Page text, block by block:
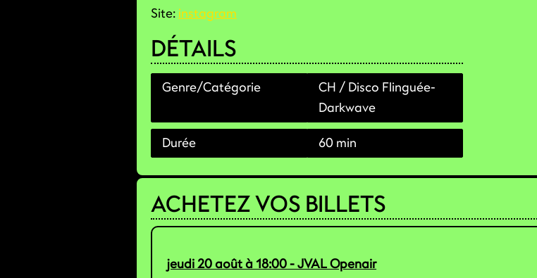
Site: instagram
DÉTAILS
Genre/Catégorie
CH / Disco Flinguée-
Darkwave
Durée
60 min
ACHETEZ VOS BILLETS
jeudi 20 août à 18:00 - JVAL Openair